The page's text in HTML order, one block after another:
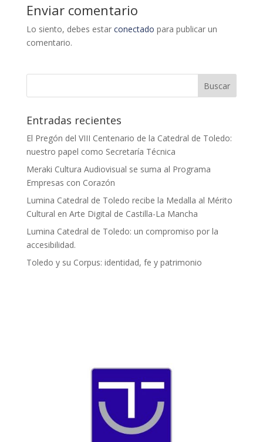
Enviar comentario
Lo siento, debes estar conectado para publicar un
comentario.
Entradas recientes
El Pregón del VIII Centenario de la Catedral de Toledo:
nuestro papel como Secretaría Técnica
Meraki Cultura Audiovisual se suma al Programa
Empresas con Corazón
Lumina Catedral de Toledo recibe la Medalla al Mérito
Cultural en Arte Digital de Castilla-La Mancha
Lumina Catedral de Toledo: un compromiso por la
accesibilidad.
Toledo y su Corpus: identidad, fe y patrimonio